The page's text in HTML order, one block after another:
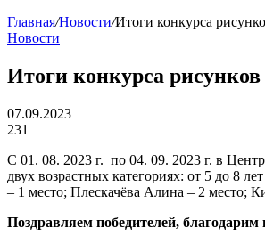
Главная/Новости/Итоги конкурса
Новости
Итоги конкурса
07.09.2023
231
C 01. 08. 2023 г. по 04. 09. 2023 г. в
двух возрастных категориях: от 5 до 8
– 1 место; Плескачёва Алина – 2 место;
Поздравляем победителей,